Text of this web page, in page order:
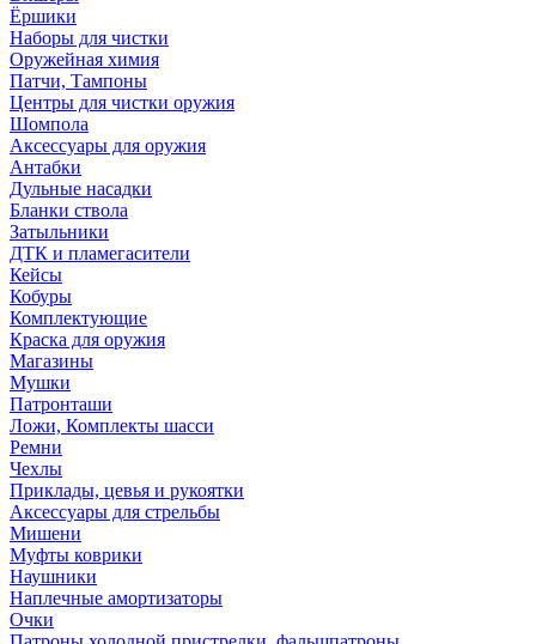
Ёршики
Наборы для чистки
Оружейная химия
Патчи, Тампоны
Центры для чистки оружия
Шомпола
Аксессуары для оружия
Антабки
Дульные насадки
Бланки ствола
Затыльники
ДТК и пламегасители
Кейсы
Кобуры
Комплектующие
Краска для оружия
Магазины
Мушки
Патронташи
Ложи, Комплекты шасси
Ремни
Чехлы
Приклады, цевья и рукоятки
Аксессуары для стрельбы
Мишени
Муфты коврики
Наушники
Наплечные амортизаторы
Очки